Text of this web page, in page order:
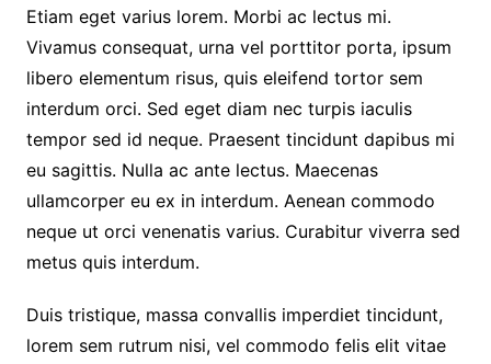
Etiam eget varius lorem. Morbi ac lectus mi.
Vivamus consequat, urna vel porttitor porta, ipsum
libero elementum risus, quis eleifend tortor sem
interdum orci. Sed eget diam nec turpis iaculis
tempor sed id neque. Praesent tincidunt dapibus mi
eu sagittis. Nulla ac ante lectus. Maecenas
ullamcorper eu ex in interdum. Aenean commodo
neque ut orci venenatis varius. Curabitur viverra sed
metus quis interdum.
Duis tristique, massa convallis imperdiet tincidunt,
lorem sem rutrum nisi, vel commodo felis elit vitae